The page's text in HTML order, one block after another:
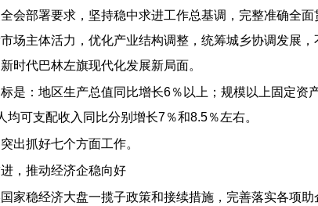
会部署要求，坚持稳中求进工作总基调，完整准确全
场主体活力，优化产业结构调整，统筹城乡协调发展
时代巴林左旗现代化发展新局面。
是：地区生产总值同比增长6％以上；规模以上固定
可支配收入同比分别增长7％和8.5％左右。
出抓好七个方面工作。
，推动经济企稳向好
家稳经济大盘一揽子政策和接续措施，完善落实各项